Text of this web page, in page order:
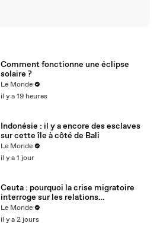
Comment fonctionne une éclipse
solaire ?
Le Monde
il y a 19 heures
Indonésie : il y a encore des esclaves
sur cette île à côté de Bali
Le Monde
il y a 1 jour
Ceuta : pourquoi la crise migratoire
interroge sur les relations
diplomatiques entre le Maroc et
l’Espagne ?
Le Monde
il y a 2 jours